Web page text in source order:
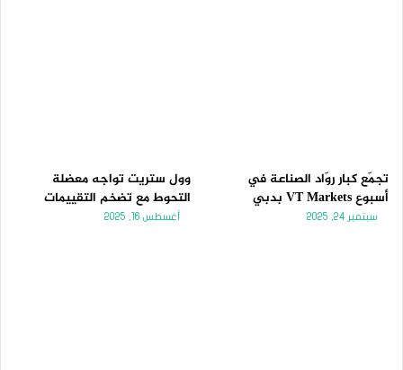
تجمّع كبار روّاد الصناعة في
أسبوع VT Markets بدبي
سبتمبر 24, 2025
وول ستريت تواجه معضلة
التحوط مع تضخم التقييمات
أغسطس 16, 2025